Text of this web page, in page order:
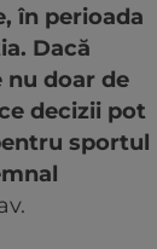
în perioada
Dacă
doar de
decizii pot
sportul